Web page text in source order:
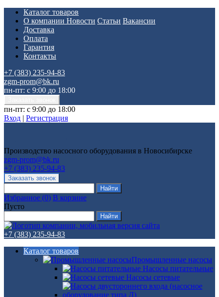
Каталог товаров
О компании Новости Статьи Вакансии
Доставка
Оплата
Гарантия
Контакты
+7 (383) 235-94-83
zgm-prom@bk.ru
пн-пт: с 9:00 до 18:00
пн-пт: с 9:00 до 18:00
Вход | Регистрация
Производство насосного оборудования в Новосибирске
zgm-prom@bk.ru
+7 (383) 235-94-83
Избранное (0) В корзине
Пусто
+7 (383) 235-94-83
Каталог товаров
Промышленные насосы
Насосы питательные
Насосы сетевые